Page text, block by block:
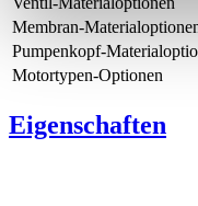
Membran-
Motortypen-Optionen
Eigenschaften